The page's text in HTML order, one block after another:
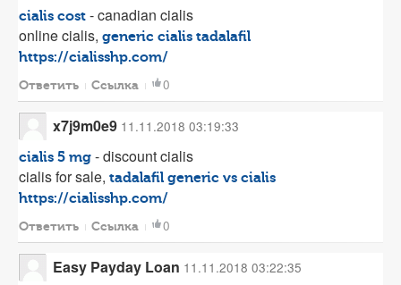
cialis cost - canadian cialis
online cialis, generic cialis tadalafil
https://cialisshp.com/
Ответить Ссылка 0
x7j9m0e9 11.11.2018 03:19:33
cialis 5 mg - discount cialis
cialis for sale, tadalafil generic vs cialis
https://cialisshp.com/
Ответить Ссылка 0
Easy Payday Loan 11.11.2018 03:22:35